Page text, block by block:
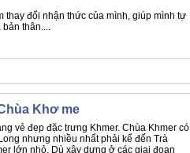
đổi nhận thức của mình, giúp mình tự
thân....
Khơ me
vẻ đẹp đặc trưng Khmer. Chùa Khmer có
nhưng nhiều nhất phải kể đến Trà
lớn nhỏ. Dù xây dựng ở các giai đoạn